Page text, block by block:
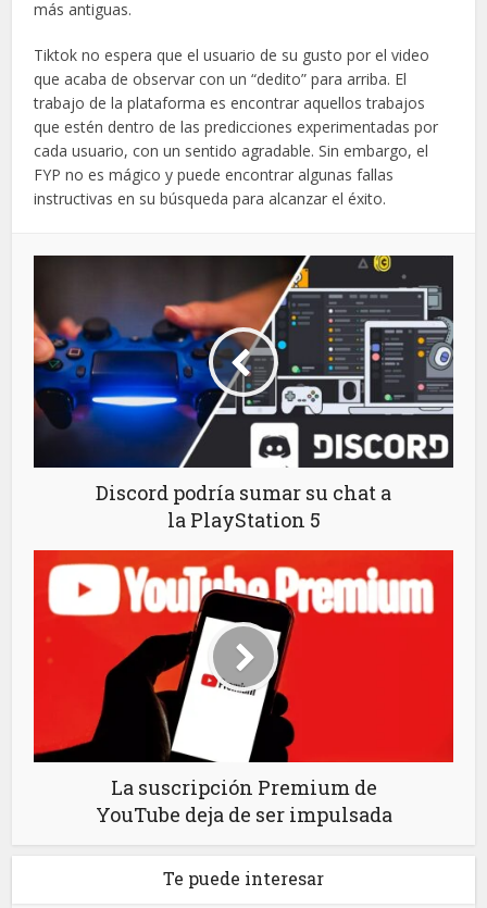
más antiguas.
Tiktok no espera que el usuario de su gusto por el video
que acaba de observar con un “dedito” para arriba. El
trabajo de la plataforma es encontrar aquellos trabajos
que estén dentro de las predicciones experimentadas por
cada usuario, con un sentido agradable. Sin embargo, el
FYP no es mágico y puede encontrar algunas fallas
instructivas en su búsqueda para alcanzar el éxito.
Discord podría sumar su chat a
la PlayStation 5
La suscripción Premium de
YouTube deja de ser impulsada
Te puede interesar